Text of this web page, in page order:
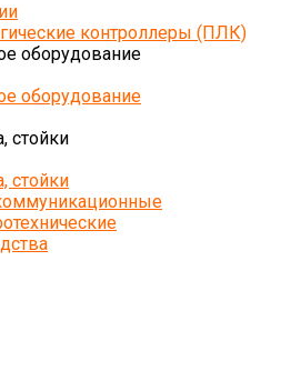
контроллеры (ПЛК)
оборудование
оборудование
стойки
стойки